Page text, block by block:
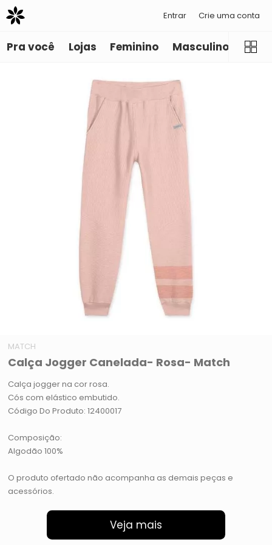
Entrar Crie uma conta
Pra você Lojas Feminino Masculino
MATCH
Calça Jogger Canelada- Rosa- Match
Calça jogger na cor rosa.
Cós com elástico embutido.
Código Do Produto: 12400017
Composição:
Algodão 100%
O produto ofertado não acompanha as demais peças e
acessórios.
Veja mais